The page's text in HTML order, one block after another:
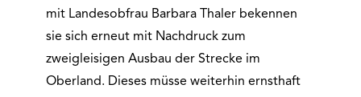
mit Landesobfrau Barbara Thaler bekennen
sie sich erneut mit Nachdruck zum
zweigleisigen Ausbau der Strecke im
Oberland. Dieses müsse weiterhin ernsthaft